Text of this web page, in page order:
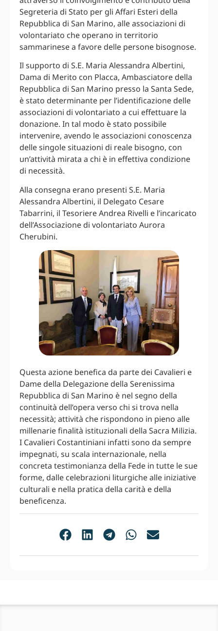
Segreteria di Stato per gli Affari Esteri della
Repubblica di San Marino, alle associazioni di
volontariato che operano in territorio
sammarinese a favore delle persone bisognose.
Il supporto di S.E. Maria Alessandra Albertini,
Dama di Merito con Placca, Ambasciatore della
Repubblica di San Marino presso la Santa Sede,
è stato determinante per l’identificazione delle
associazioni di volontariato a cui effettuare la
donazione. In tal modo è stato possibile
intervenire, avendo le associazioni conoscenza
delle singole situazioni di reale bisogno, con
un’attività mirata a chi è in effettiva condizione
di necessità.
Alla consegna erano presenti S.E. Maria
Alessandra Albertini, il Delegato Cesare
Tabarrini, il Tesoriere Andrea Rivelli e l’incaricato
dell’Associazione di volontariato Aurora
Cherubini.
Questa azione benefica da parte dei Cavalieri e
Dame della Delegazione della Serenissima
Repubblica di San Marino è nel segno della
continuità dell’opera verso chi si trova nella
necessità; attività che rispondono in pieno alle
millenarie finalità istituzionali della Sacra Milizia.
I Cavalieri Costantiniani infatti sono da sempre
impegnati, su scala internazionale, nella
concreta testimonianza della Fede in tutte le sue
forme, dalle celebrazioni liturgiche alle iniziative
culturali e nella pratica della carità e della
beneficenza.